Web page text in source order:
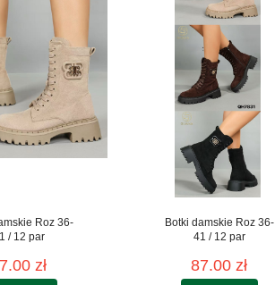
Roz 36-
/ 12 par
zł
Botki damskie Roz 36-
41 / 12 par
87.00 zł